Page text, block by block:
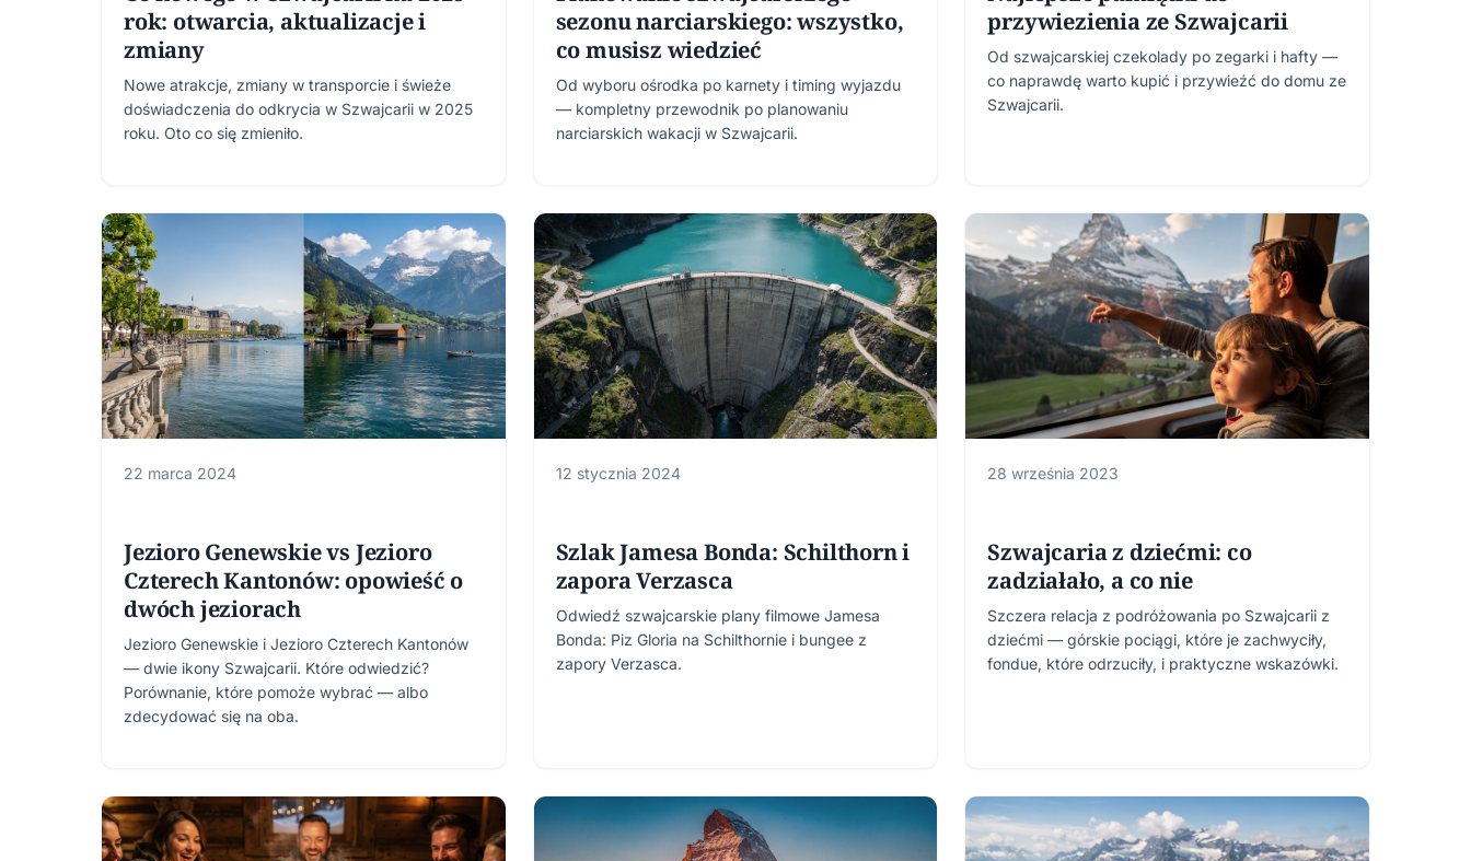
rok: otwarcia, aktualizacje i
zmiany
Nowe atrakcje, zmiany w transporcie i świeże
doświadczenia do odkrycia w Szwajcarii w 2025
roku. Oto co się zmieniło.
sezonu narciarskiego: wszystko,
co musisz wiedzieć
Od wyboru ośrodka po karnety i timing wyjazdu
— kompletny przewodnik po planowaniu
narciarskich wakacji w Szwajcarii.
przywiezienia ze Szwajcarii
Od szwajcarskiej czekolady po zegarki i hafty —
co naprawdę warto kupić i przywieźć do domu ze
Szwajcarii.
22 marca 2024
Jezioro Genewskie vs Jezioro
Czterech Kantonów: opowieść o
dwóch jeziorach
Jezioro Genewskie i Jezioro Czterech Kantonów
— dwie ikony Szwajcarii. Które odwiedzić?
Porównanie, które pomoże wybrać — albo
zdecydować się na oba.
12 stycznia 2024
Szlak Jamesa Bonda: Schilthorn i
zapora Verzasca
Odwiedź szwajcarskie plany filmowe Jamesa
Bonda: Piz Gloria na Schilthornie i bungee z
zapory Verzasca.
28 września 2023
Szwajcaria z dziećmi: co
zadziałało, a co nie
Szczera relacja z podróżowania po Szwajcarii z
dziećmi — górskie pociągi, które je zachwyciły,
fondue, które odrzuciły, i praktyczne wskazówki.